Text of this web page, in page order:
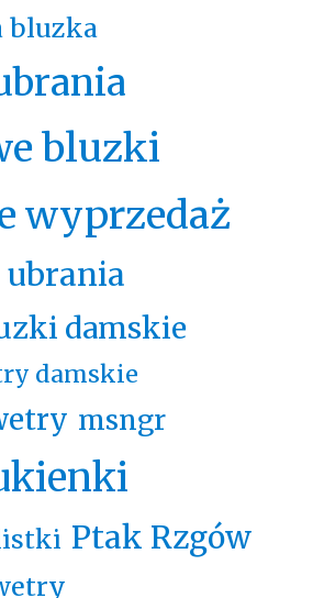
bluzka
bluzki
wyprzedaż
damskie
damskie
msngr
Ptak Rzgów